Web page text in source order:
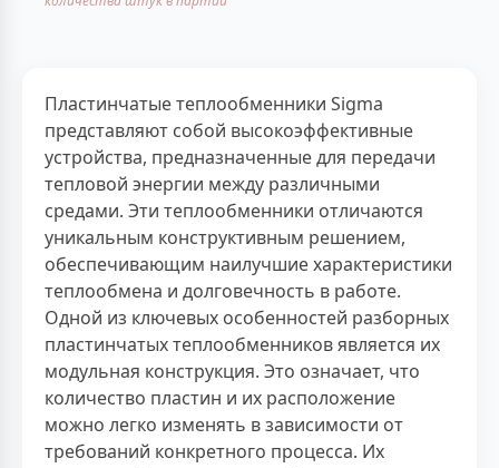
Пластинчатые теплообменники Sigma
представляют собой высокоэффективные
устройства, предназначенные для передачи
тепловой энергии между различными
средами. Эти теплообменники отличаются
уникальным конструктивным решением,
обеспечивающим наилучшие характеристики
теплообмена и долговечность в работе.
Одной из ключевых особенностей разборных
пластинчатых теплообменников является их
модульная конструкция. Это означает, что
количество пластин и их расположение
можно легко изменять в зависимости от
требований конкретного процесса. Их